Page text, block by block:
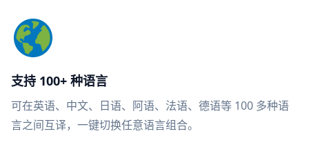
支持 100+ 种语言
可在英语、中文、日语、阿语、法语、德语等 100 多种语
言之间互译，一键切换任意语言组合。